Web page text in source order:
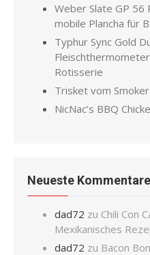
Weber Slate GP 56
mobile Plancha für
Typhur Sync Gold
Rotisserie
Trisket vom
NicNac’s BBQ
Neueste Kommentare
dad72 zu Chili Con
Mexikanisches
dad72 zu Bacon